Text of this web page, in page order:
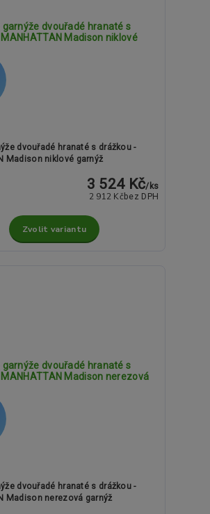
dvouřadé hranaté s drážkou -
Madison niklové garnýž
3 524 Kč/ ks
2 912 Kč bez DPH
Zvolit variantu
dvouřadé hranaté s drážkou -
Madison nerezová garnýž